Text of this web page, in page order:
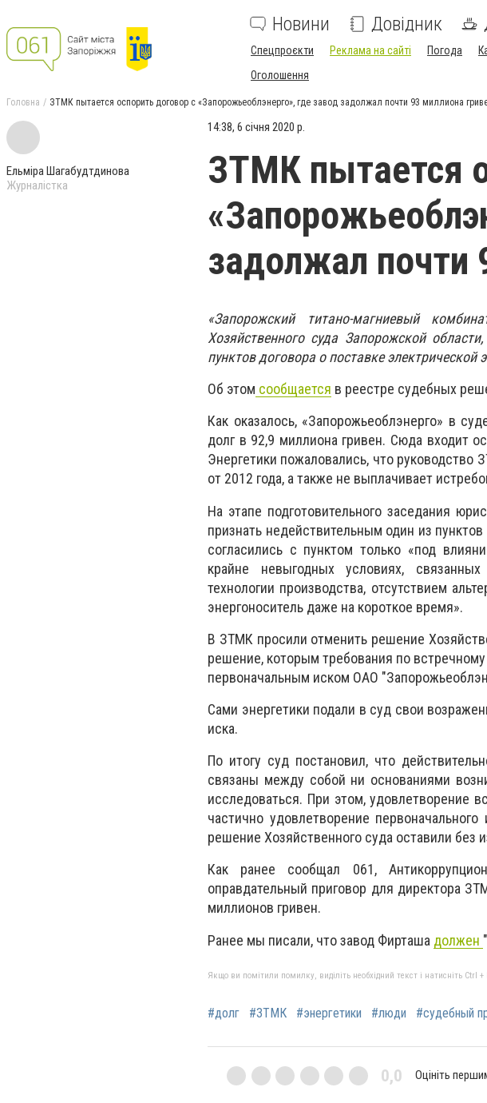
Новини Довідник
Спецпроєкти Реклама на сайті Погода
Оголошення
Головна ЗТМК пытается оспорить договор с «Запорожьеоблэнерго», где завод задолжал почти 93 миллиона
Ельміра Шагабудтдинова
Журналістка
14:38, 6 січня 2020 р.
ЗТМК пытается
задолжал почти
«Запорожский титано-магниевый
Хозяйственного суда Запорожской
пунктов договора о поставке электрической
Об этом сообщается в реестре судебных
Как оказалось, «Запорожьеоблэнерго» в
долг в 92,9 миллиона гривен. Сюда входит
Энергетики пожаловались, что руководство
от 2012 года, а также не выплачивает
На этапе подготовительного заседания
признать недействительным один из
согласились с пунктом только «под
крайне невыгодных условиях,
технологии производства, отсутствием
энергоноситель даже на короткое время».
В ЗТМК просили отменить решение
решение, которым требования по
первоначальным иском ОАО
Сами энергетики подали в суд свои
иска.
По итогу суд постановил, что
связаны между собой ни основаниями
исследоваться. При этом, удовлетворение
частично удовлетворение
решение Хозяйственного суда оставили без
Как ранее сообщал 061,
оправдательный приговор для директора
миллионов гривен.
Ранее мы писали, что завод Фирташа должен
Якщо ви помітили помилку, виділіть необхідний текст і натисніть Ctrl
#долг #ЗТМК #энергетики #люди #судебный
0,0 Оцініть